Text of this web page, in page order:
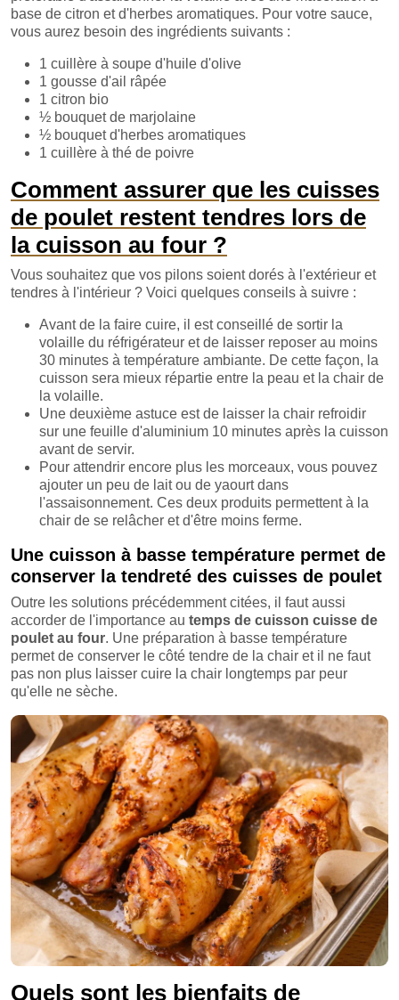
base de citron et d'herbes aromatiques. Pour votre sauce,
vous aurez besoin des ingrédients suivants :
1 cuillère à soupe d'huile d'olive
1 gousse d'ail râpée
1 citron bio
½ bouquet de marjolaine
½ bouquet d'herbes aromatiques
1 cuillère à thé de poivre
Comment assurer que les cuisses
de poulet restent tendres lors de
la cuisson au four ?
Vous souhaitez que vos pilons soient dorés à l'extérieur et
tendres à l'intérieur ? Voici quelques conseils à suivre :
Avant de la faire cuire, il est conseillé de sortir la
volaille du réfrigérateur et de laisser reposer au moins
30 minutes à température ambiante. De cette façon, la
cuisson sera mieux répartie entre la peau et la chair de
la volaille.
Une deuxième astuce est de laisser la chair refroidir
sur une feuille d'aluminium 10 minutes après la cuisson
avant de servir.
Pour attendrir encore plus les morceaux, vous pouvez
ajouter un peu de lait ou de yaourt dans
l'assaisonnement. Ces deux produits permettent à la
chair de se relâcher et d'être moins ferme.
Une cuisson à basse température permet de
conserver la tendreté des cuisses de poulet
Outre les solutions précédemment citées, il faut aussi
accorder de l'importance au temps de cuisson cuisse de
poulet au four. Une préparation à basse température
permet de conserver le côté tendre de la chair et il ne faut
pas non plus laisser cuire la chair longtemps par peur
qu'elle ne sèche.
Quels sont les bienfaits de